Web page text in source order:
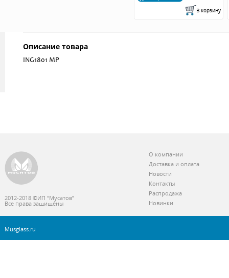
Описание товара
ING1801 МР
2012-2018 ©ИП “Мусатов”
Все права защищены
О компании
Доставка и оплата
Новости
Контакты
Распродажа
Новинки
Musglass.ru